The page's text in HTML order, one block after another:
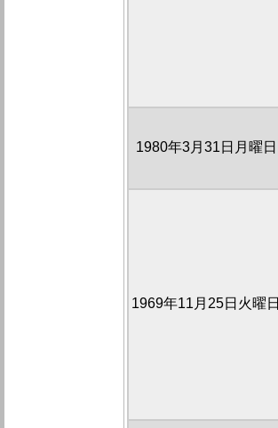
1980年3月31日月曜日
1969年11月25日火曜日